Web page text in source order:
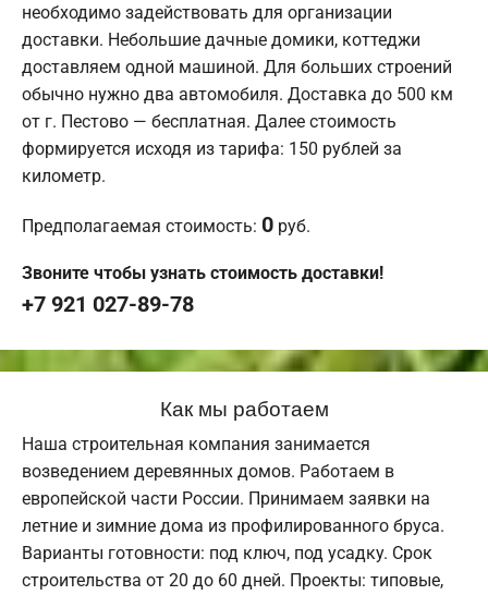
необходимо задействовать для организации
доставки. Небольшие дачные домики, коттеджи
доставляем одной машиной. Для больших строений
обычно нужно два автомобиля. Доставка до 500 км
от г. Пестово — бесплатная. Далее стоимость
формируется исходя из тарифа: 150 рублей за
километр.
Предполагаемая стоимость: 0 руб.
Звоните чтобы узнать стоимость доставки!
+7 921 027-89-78
Как мы работаем
Наша строительная компания занимается
возведением деревянных домов. Работаем в
европейской части России. Принимаем заявки на
летние и зимние дома из профилированного бруса.
Варианты готовности: под ключ, под усадку. Срок
строительства от 20 до 60 дней. Проекты: типовые,